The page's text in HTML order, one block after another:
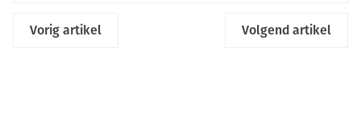
Vorig artikel Volgend artikel